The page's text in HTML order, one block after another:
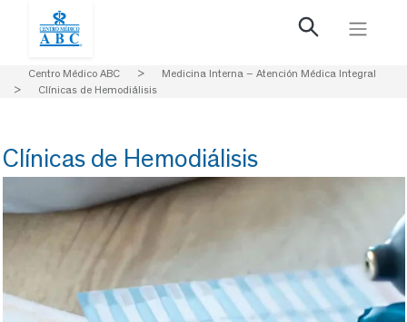
Centro Médico ABC >
Medicina Interna – Atención Médica Integral
>
Clínicas de Hemodiálisis
Clínicas de Hemodiálisis